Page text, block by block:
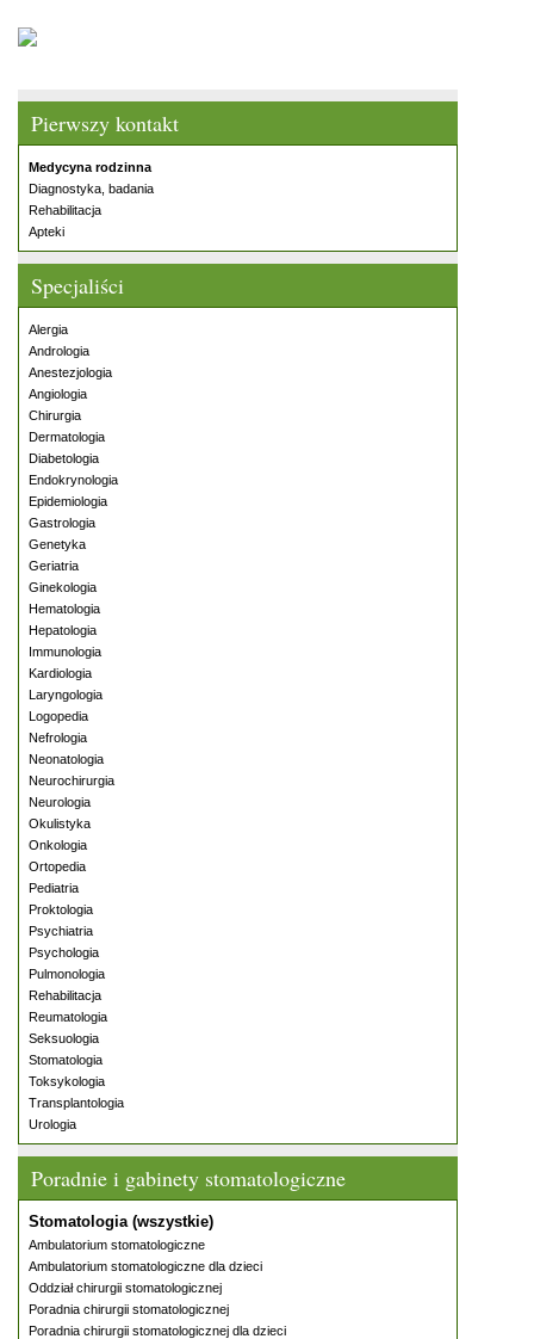
Pierwszy kontakt
Medycyna rodzinna
Diagnostyka, badania
Rehabilitacja
Apteki
Specjaliści
Alergia
Andrologia
Anestezjologia
Angiologia
Chirurgia
Dermatologia
Diabetologia
Endokrynologia
Epidemiologia
Gastrologia
Genetyka
Geriatria
Ginekologia
Hematologia
Hepatologia
Immunologia
Kardiologia
Laryngologia
Logopedia
Nefrologia
Neonatologia
Neurochirurgia
Neurologia
Okulistyka
Onkologia
Ortopedia
Pediatria
Proktologia
Psychiatria
Psychologia
Pulmonologia
Rehabilitacja
Reumatologia
Seksuologia
Stomatologia
Toksykologia
Transplantologia
Urologia
Poradnie i gabinety stomatologiczne
Stomatologia (wszystkie)
Ambulatorium stomatologiczne
Ambulatorium stomatologiczne dla dzieci
Oddział chirurgii stomatologicznej
Poradnia chirurgii stomatologicznej
Poradnia chirurgii stomatologicznej dla dzieci